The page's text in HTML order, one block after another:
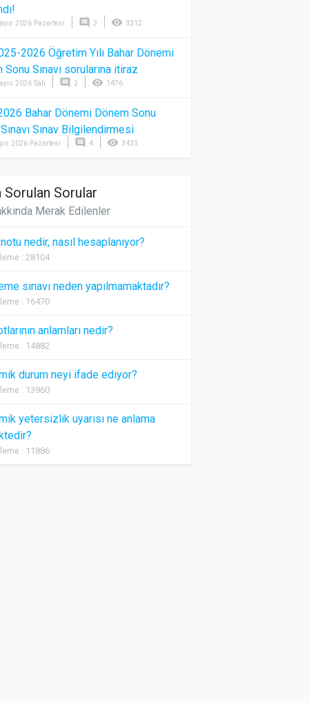
2026 Pazartesi comment 3 visibility 3312
2026 Öğretim Yılı Bahar Dönemi
Sonu Sınavı sorularına itiraz
2026 Salı comment 2 visibility 1476
Bahar Dönemi Dönem Sonu
Sınav Bilgilendirmesi
2026 Pazartesi comment 4 visibility 3433
Sorulan Sorular
Merak Edilenler
notu nedir, nasıl hesaplanıyor?
: 28104
sınavı neden yapılmamaktadır?
: 16470
anlamları nedir?
: 14882
durum neyi ifade ediyor?
: 13960
yetersizlik uyarısı ne anlama
: 11886